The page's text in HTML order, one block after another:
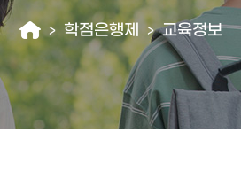
> 학점은행제 > 교육정보